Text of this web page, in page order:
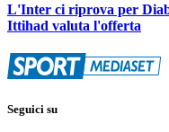
L'Inter ci riprova per
Ittihad valuta l'offerta
Seguici su